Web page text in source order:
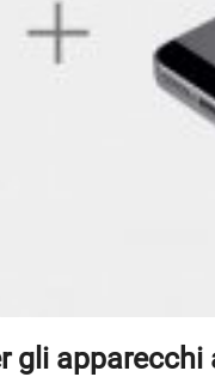
gli apparecchi